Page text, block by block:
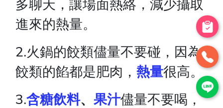
多聊天，讓場面熱絡，減少攝取
進來的熱量。
2.火鍋的餃類儘量不要碰，因為
餃類的餡都是肥肉，熱量很高。
3.含糖飲料、果汁儘量不要喝，